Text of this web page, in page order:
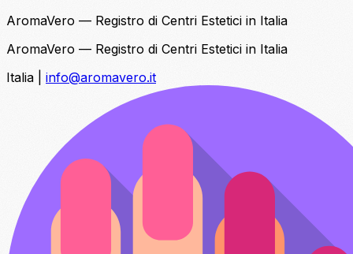
AromaVero — Registro di Centri Estetici in Italia
AromaVero — Registro di Centri Estetici in Italia
Italia
info@aromavero.it